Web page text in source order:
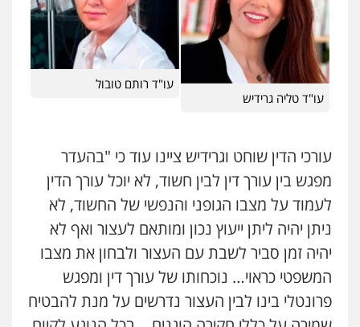
עו"ד טליה גרידיש
עו"ד רותם טובול
עורכי הדין שוחט וגרידיש ציינו עוד כי "בהעדר
מפגש בין עורך דין לבין חשוד, לא יוכל עורך הדין
לעמוד על מצבו הגופני והנפשי של החשוד, לא
ניתן יהיה ליתן ייעוץ נכון ומותאם לעצור ואף לא
יהיה זמן סביר לשבת עם העצור ולבחון את מצבו
המשפטי כראוי… נוכחותו של עורך דין ומפגש
פרונטלי בינו לבין העצור נדרשים על מנת להבטיח
עו"ד אייל אביטל
פלילי פשיעה חמורה מעצרים וחקירות
0544712201
0524282442
כבריאן, מזר – משרד עורכי דין
פלילי מעצרים וחקירות
0543986802
עו"ד בועז קניג
פלילי משפחה כלכלי צבאי